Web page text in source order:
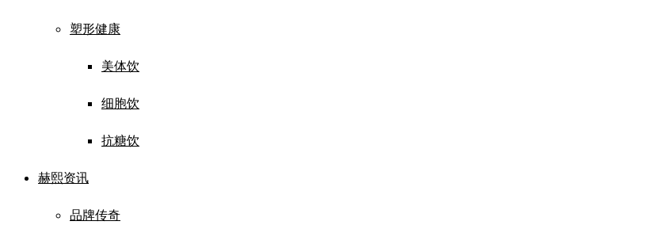
塑形健康
美体饮
细胞饮
抗糖饮
赫熙资讯
品牌传奇